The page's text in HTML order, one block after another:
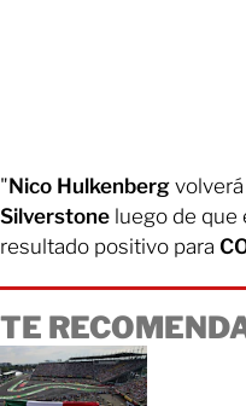
"Nico Hulkenberg
Silverstone luego de que
resultado positivo para
TE